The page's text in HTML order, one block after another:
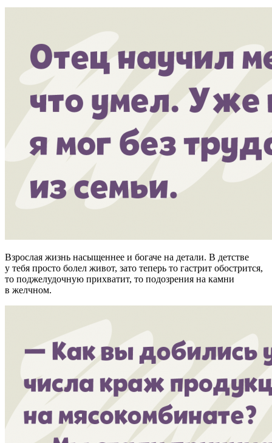
Взрослая жизнь насыщеннее и богаче на детали. В детстве
у тебя просто болел живот, зато теперь то гастрит обострится,
то поджелудочную прихватит, то подозрения на камни
в желчном.